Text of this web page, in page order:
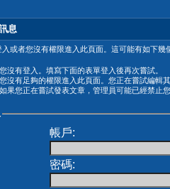
息
入或者您沒有權限進入此頁面。這可能有如下幾
您沒有登入。填寫下面的表單登入後再次嘗試。
您沒有足夠的權限進入此頁面。您正在嘗試編輯
如果您正在嘗試發表文章，管理員可能已經禁止
帳戶:
密碼: